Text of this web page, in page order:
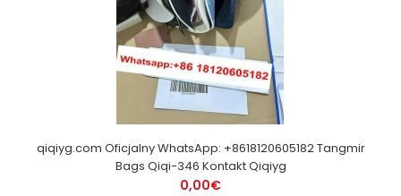
qiqiyg.com Oficjalny WhatsApp: +8618120605182 Tangmir
Bags Qiqi-346 Kontakt Qiqiyg
0,00€